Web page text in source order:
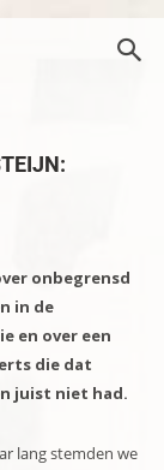
onbegrensd
in de
en over een
die dat
juist niet had.
lang stemden we